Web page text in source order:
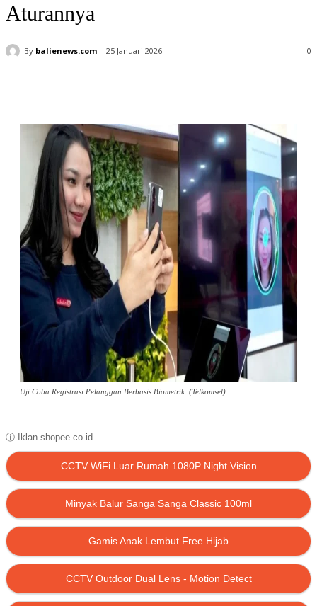
Aturannya
By balienews.com 25 Januari 2026 0
Uji Coba Registrasi Pelanggan Berbasis Biometrik. (Telkomsel)
ⓘ Iklan shopee.co.id
CCTV WiFi Luar Rumah 1080P Night Vision
Minyak Balur Sanga Sanga Classic 100ml
Gamis Anak Lembut Free Hijab
CCTV Outdoor Dual Lens - Motion Detect